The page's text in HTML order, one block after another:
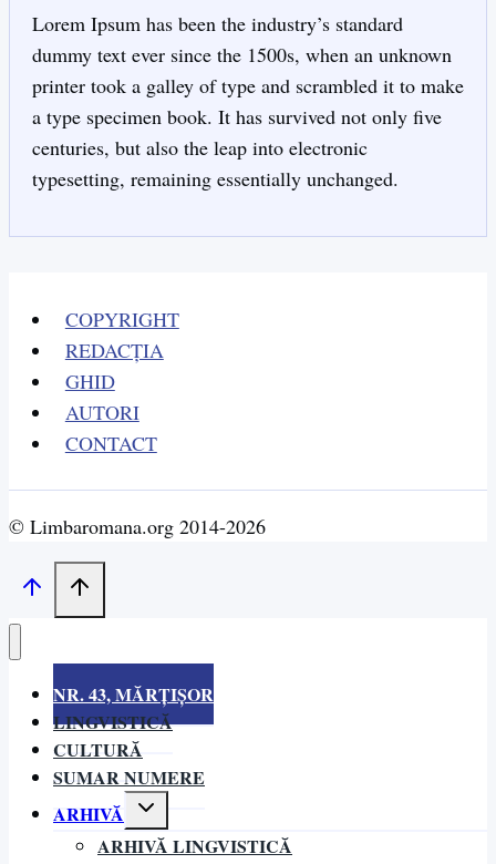
Lorem Ipsum has been the industry’s standard
dummy text ever since the 1500s, when an unknown
printer took a galley of type and scrambled it to make
a type specimen book. It has survived not only five
centuries, but also the leap into electronic
typesetting, remaining essentially unchanged.
COPYRIGHT
REDACȚIA
GHID
AUTORI
CONTACT
© Limbaromana.org 2014-2026
NR. 43, MĂRȚIȘOR
LINGVISTICĂ
CULTURĂ
SUMAR NUMERE
ARHIVĂ
Toggle
child
menu
ARHIVĂ LINGVISTICĂ